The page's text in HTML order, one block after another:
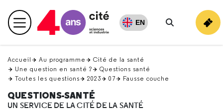
en
haut Menu principal EN
Rechercher
Accueil Au programme
Cité de la santé
Une question en santé ?
Questions santé
Toutes les questions
2023 07 Fausse couche
QUESTIONS-SANTÉ
UN SERVICE DE LA CITÉ DE LA SANTÉ